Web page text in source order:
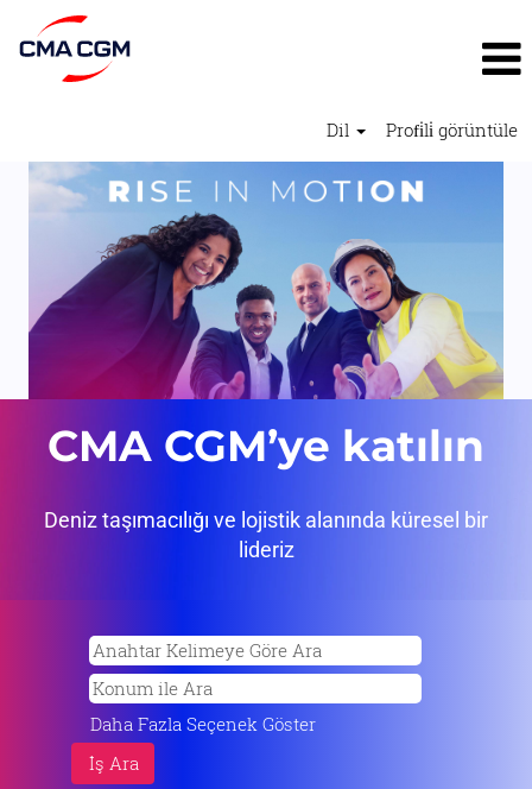
Dil Profi̇li̇ görüntüle
CMA CGM’ye katılın
Deniz taşımacılığı ve lojistik alanında küresel bir
lideriz
Daha Fazla Seçenek Göster